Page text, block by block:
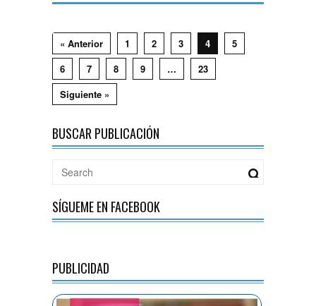
« Anterior 1 2 3 4
5
6
7 8 9 …
23
Siguiente »
BUSCAR PUBLICACIÓN
SÍGUEME EN FACEBOOK
PUBLICIDAD